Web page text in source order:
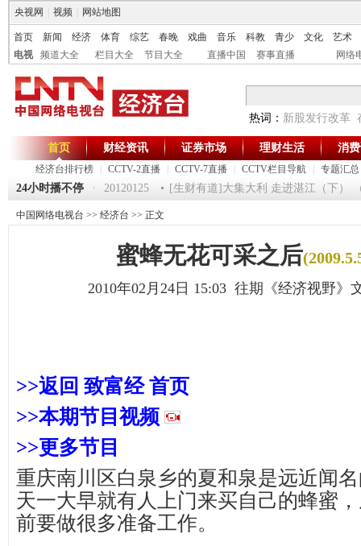
央视网 视频 网站地图
首页 新闻 经济 体育 综艺 春晚 戏曲 音乐 科教 青少 文化
艺术
电视
频道大全 栏目大全 节目大全 直播中国 赛事直播 网络
热词： 新股发行改革
首页
经济台排行榜 CCTV-2直播 CCTV-7直播 CCTV栏目导航 专题汇总
财经资讯 证券市场 理财生活 消
24小时播不停
《第一时间》 20120125 [生财有道]大集大利 走进湛江（下） （
中国网络电视台 >> 经济台 >> 正文
蜜蜂无花可采之后
2010年02月24日 15:03 往期《经济视野》
>>返回 致富经 首页
>>本期节目视频
>>更多节目
重庆南川区白泉乡的夏和泉是远近闻
天一大早就有人上门来买自己的蜂蜜
前要做很多准备工作。